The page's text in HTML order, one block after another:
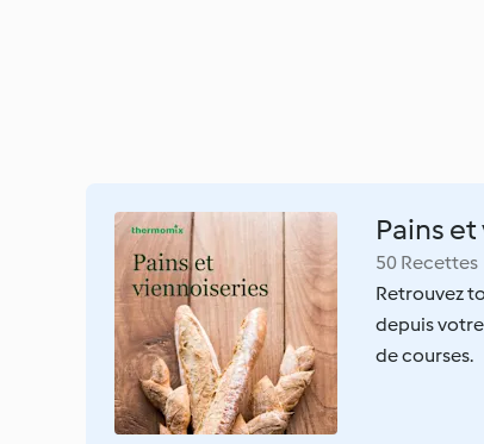
Pains
50 Recettes
Retrouvez
depuis
de courses.